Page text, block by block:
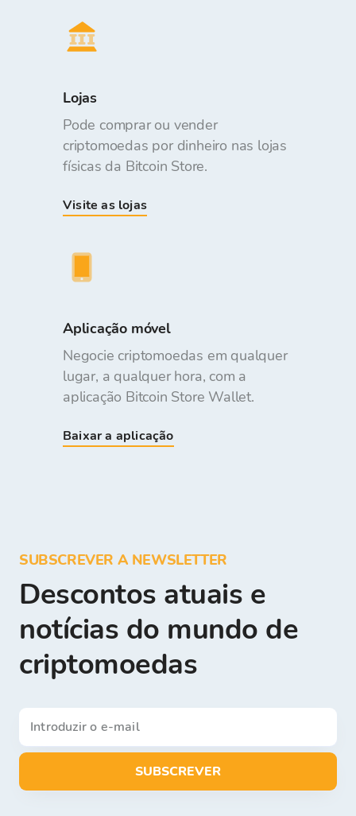
Lojas
Pode comprar ou vender
criptomoedas por dinheiro nas lojas
físicas da Bitcoin Store.
Visite as lojas
Aplicação móvel
Negocie criptomoedas em qualquer
lugar, a qualquer hora, com a
aplicação Bitcoin Store Wallet.
Baixar a aplicação
SUBSCREVER A NEWSLETTER
Descontos atuais e
notícias do mundo de
criptomoedas
SUBSCREVER